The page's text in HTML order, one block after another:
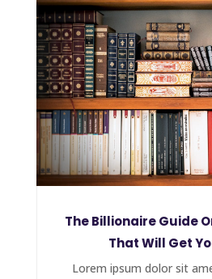
The Billionaire Guide
That Will Get
Lorem ipsum dolor sit